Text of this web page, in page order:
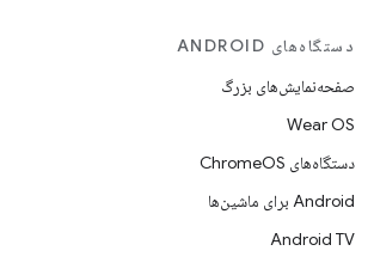
دستگاه‌های ANDROID
صفحه‌نمایش‌های بزرگ
Wear OS
دستگاه‌های ChromeOS
Android برای ماشین‌ها
Android TV